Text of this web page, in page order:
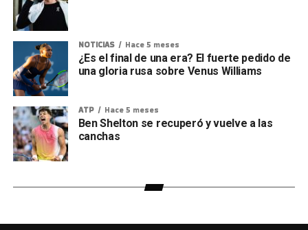
NOTICIAS Hace 5 meses
¿Es el final de una era? El fuerte pedido de
una gloria rusa sobre Venus Williams
ATP Hace 5 meses
Ben Shelton se recuperó y vuelve a las
canchas